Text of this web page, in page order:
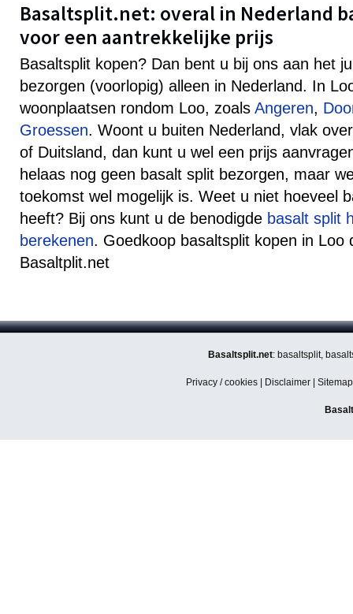
Basaltsplit.net: overal in Nederland
voor een aantrekkelijke prijs
Basaltsplit kopen? Dan bent u bij ons aan het
bezorgen (voorlopig) alleen in Nederland. In
woonplaatsen rondom Loo, zoals Angeren,
Groessen. Woont u buiten Nederland, vlak
of Duitsland, dan kunt u wel een prijs
helaas nog geen basalt split bezorgen, maar
toekomst wel mogelijk is. Weet u niet hoeveel
heeft? Bij ons kunt u de benodigde basalt split
berekenen. Goedkoop basaltsplit kopen in Loo
Basaltplit.net
Basaltsplit.net: basaltsplit,
Privacy / cookies Disclaimer Sitemap